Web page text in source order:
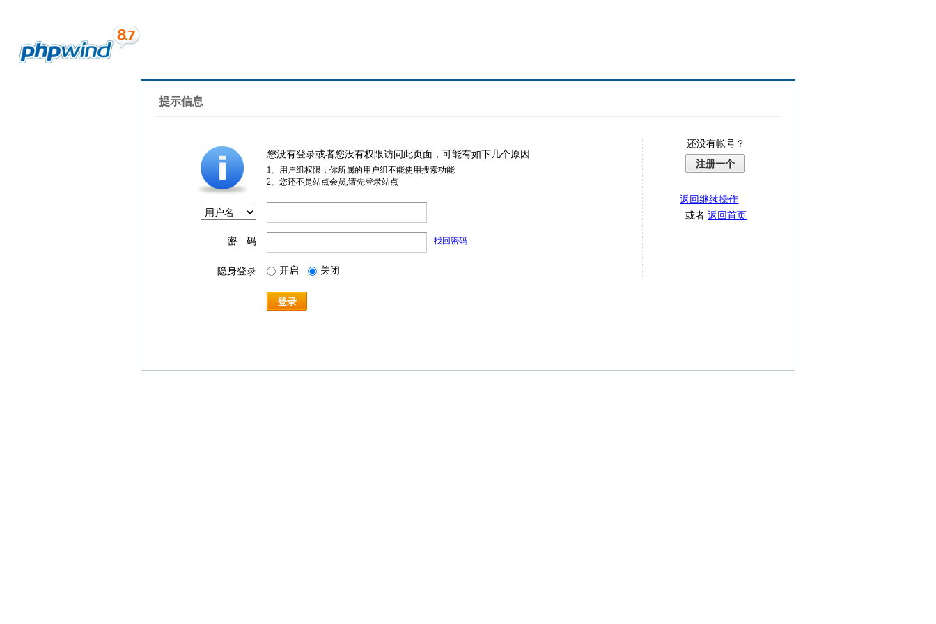
提示信息
您没有登录或者您没有权限访问此页面，可能有如下几个原因
1、用户组权限：你所属的用户组不能使用搜索功能
2、您还不是站点会员,请先登录站点
密 码 找回密码
隐身登录 开启 关闭
登录
还没有帐号？
注册一个
返回继续操作
或者返回首页